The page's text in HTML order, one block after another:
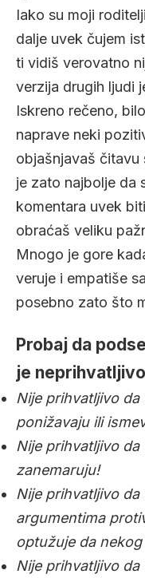
Iako su moji
dalje uvek čujem
ti vidiš verovatno
verzija drugih ljudi
Iskreno rečeno,
naprave neki
objašnjavaš čitavu
je zato najbolje da
komentara uvek
obraćaš veliku
Mnogo je gore
veruje i empatiše
posebno zato što
Probaj da
je neprihvatljivo
Nije prihvatljivo
ponižavaju ili
Nije prihvatljivo
zanemaruju!
Nije prihvatljivo
argumentima
optužuje da
Nije prihvatljivo